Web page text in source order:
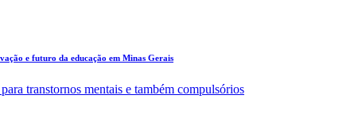
e futuro da educação em Minas Gerais
transtornos mentais e também compulsórios